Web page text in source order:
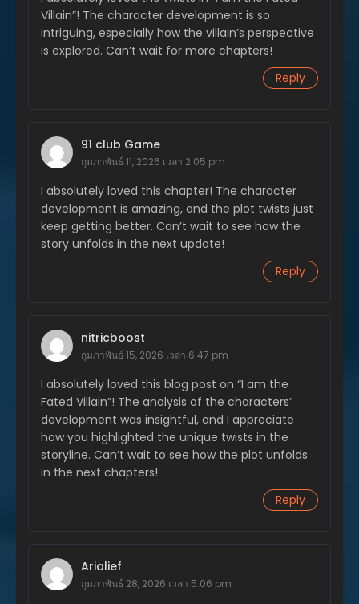
พฤษภาคม 31, 2025
ตอนที่ 242
พฤษภาคม 31, 2025
ตอนที่ 240
พฤษภาคม 28, 2025
ตอนที่ 239
พฤษภาคม 28, 2025
ตอนที่ 238
พฤษภาคม 28, 2025
พฤษภาคม 28, 2025
ตอนที่ 236
พฤษภาคม 28, 2025
ตอนที่ 235
พฤษภาคม 28, 2025
ตอนที่ 234
พฤษภาคม 28, 2025
ตอนที่ 232
พฤษภาคม 28, 2025
ตอนที่ 231
Villain”! The character development is so
intriguing, especially how the villain’s perspective
is explored. Can’t wait for more chapters!
Reply
91 club Game
กุมภาพันธ์ 11, 2026 เวลา 2:05 pm
I absolutely loved this chapter! The character
development is amazing, and the plot twists just
keep getting better. Can’t wait to see how the
story unfolds in the next update!
Reply
nitricboost
กุมภาพันธ์ 15, 2026 เวลา 6:47 pm
I absolutely loved this blog post on “I am the
Fated Villain”! The analysis of the characters’
development was insightful, and I appreciate
how you highlighted the unique twists in the
storyline. Can’t wait to see how the plot unfolds
in the next chapters!
Reply
Arialief
กุมภาพันธ์ 28, 2026 เวลา 5:06 pm